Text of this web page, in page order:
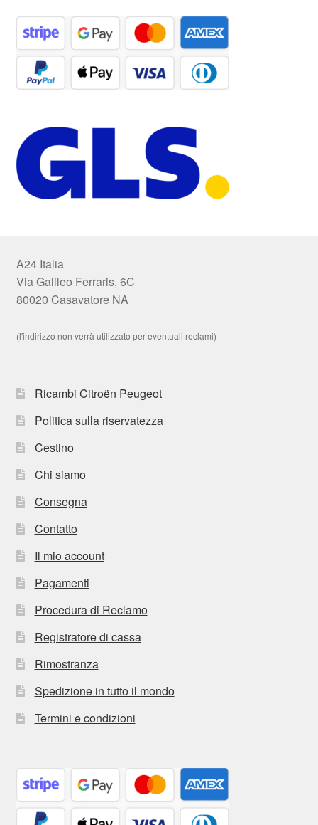
A24 Italia
Via Galileo Ferraris, 6C
80020 Casavatore NA
(l'indirizzo non verrà utilizzato per eventuali reclami)
Ricambi Citroën Peugeot
Politica sulla riservatezza
Cestino
Chi siamo
Consegna
Contatto
Il mio account
Pagamenti
Procedura di Reclamo
Registratore di cassa
Rimostranza
Spedizione in tutto il mondo
Termini e condizioni